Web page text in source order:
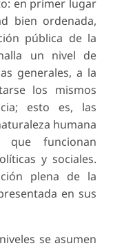
en primer lugar
bien ordenada,
pública de la
un nivel de
generales, a la
los mismos
esto es, las
humana
funcionan
y sociales.
plena de la
en sus
se asumen